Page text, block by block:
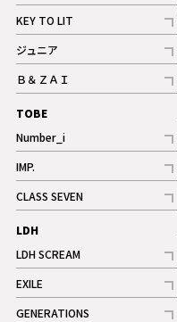
記事
KEY TO LIT
記事
ジュニア
記事
Ｂ＆ＺＡＩ
記事
TOBE
Number_i
記事
IMP.
記事
CLASS SEVEN
記事
LDH
LDH SCREAM
記事
EXILE
記事
GENERATIONS